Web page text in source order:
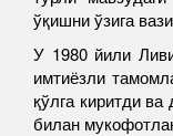
ўқишни ўзига
У 1980 йили
имтиёзли
қўлга киритди
билан